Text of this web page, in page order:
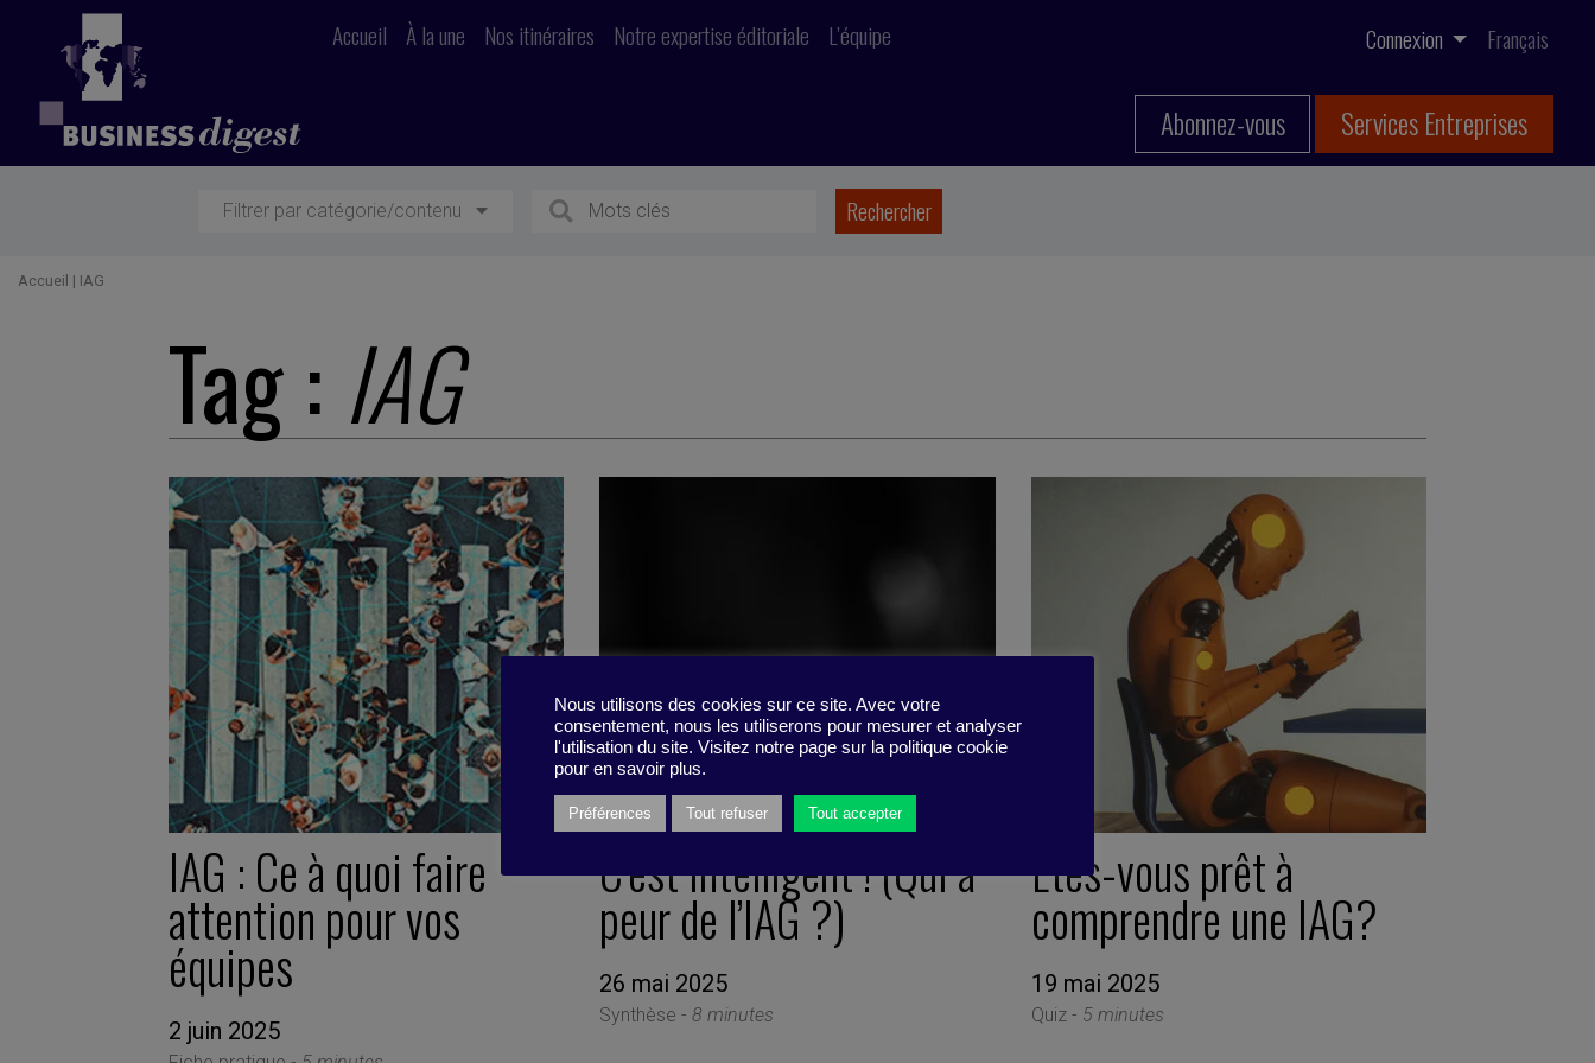
Accueil À la une Nos itinéraires Notre expertise éditoriale L’équipe Connexion Français
Abonnez-vous Services Entreprises
Filtrer par catégorie/contenu
Accueil | IAG
Tag : IAG
IAG : Ce à quoi faire
attention pour vos
équipes
2 juin 2025
C’est intelligent ! (Qui a
peur de l’IAG ?)
26 mai 2025
Synthèse -8 minutes
Êtes-vous prêt à
comprendre une IAG?
19 mai 2025
Quiz - 5 minutes
Nous utilisons des cookies sur ce site. Avec votre
consentement, nous les utiliserons pour mesurer et analyser
l'utilisation du site. Visitez notre page sur la politique cookie
pour en savoir plus.
Préférences Tout refuser Tout accepter